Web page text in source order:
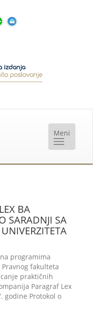
BA
SARADNJI SA
programima
fakulteta
praktičnih
Paragraf Lex
godine Protokol o